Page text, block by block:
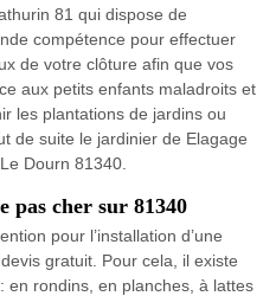
81 qui dispose de
compétence pour effectuer
de votre clôture afin que vos
aux petits enfants maladroits et
les plantations de jardins ou
de suite le jardinier de Elagage
Dourn 81340.
pas cher sur 81340
pour l’installation d’une
gratuit. Pour cela, il existe
en rondins, en planches, à lattes